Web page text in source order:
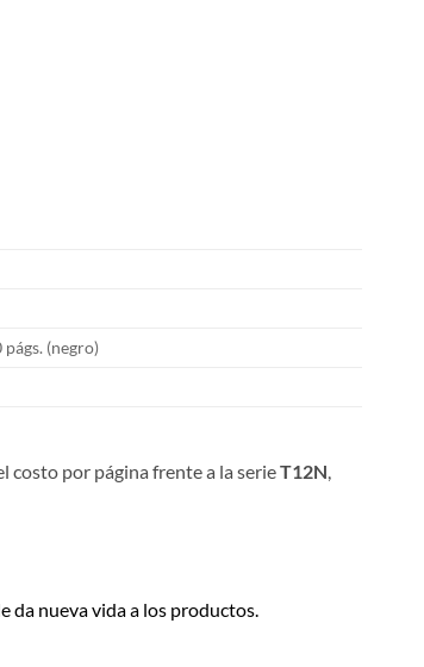
(negro)
costo por página frente a la serieT12N
da nueva vida a los productos.